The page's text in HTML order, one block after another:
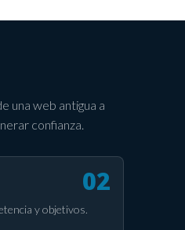
una web antigua a
confianza.
y objetivos.